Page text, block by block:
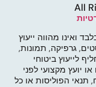
ואינו מהווה ייעוץ
גרפיקה, תמונות,
לייעוץ ביטוחי
יועץ מקצועי לפני
תנאי הפוליסות או כל